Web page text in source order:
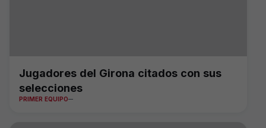
Jugadores del Girona citados con sus
selecciones
PRIMER EQUIPO